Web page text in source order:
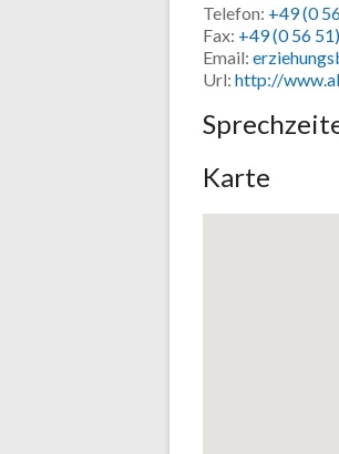
Telefon: +49 (0
Fax: +49 (0 56
Email:
Url: http://
Karte